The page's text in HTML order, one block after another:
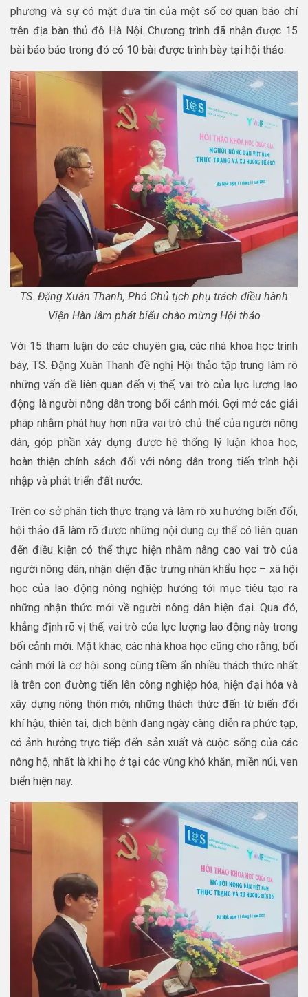
phương và sự có mặt đưa tin của một số cơ quan báo chí
trên địa bàn thủ đô Hà Nội. Chương trình đã nhận được 15
bài báo báo trong đó có 10 bài được trình bày tại hội thảo.
TS. Đặng Xuân Thanh, Phó Chủ tịch phụ trách điều hành
Viện Hàn lâm phát biểu chào mừng Hội thảo
Với 15 tham luận do các chuyên gia, các nhà khoa học trình
bày, TS. Đặng Xuân Thanh đề nghị Hội thảo tập trung làm rõ
những vấn đề liên quan đến vị thế, vai trò của lực lượng lao
động là người nông dân trong bối cảnh mới. Gợi mở các giải
pháp nhằm phát huy hơn nữa vai trò chủ thể của người nông
dân, góp phần xây dựng được hệ thống lý luận khoa học,
hoàn thiện chính sách đối với nông dân trong tiến trình hội
nhập và phát triển đất nước.
Trên cơ sở phân tích thực trạng và làm rõ xu hướng biến đổi,
hội thảo đã làm rõ được những nội dung cụ thể có liên quan
đến điều kiện có thể thực hiện nhằm nâng cao vai trò của
người nông dân, nhận diện đặc trưng nhân khẩu học – xã hội
học của lao động nông nghiệp hướng tới mục tiêu tạo ra
những nhận thức mới về người nông dân hiện đại. Qua đó,
khẳng định rõ vị thế, vai trò của lực lượng lao động này trong
bối cảnh mới. Mặt khác, các nhà khoa học cũng cho rằng, bối
cảnh mới là cơ hội song cũng tiềm ẩn nhiều thách thức nhất
là trên con đường tiến lên công nghiệp hóa, hiện đại hóa và
xây dựng nông thôn mới; những thách thức đến từ biến đổi
khí hậu, thiên tai, dịch bệnh đang ngày càng diễn ra phức tạp,
có ảnh hưởng trực tiếp đến sản xuất và cuộc sống của các
nông hộ, nhất là khi họ ở tại các vùng khó khăn, miền núi, ven
biển hiện nay.